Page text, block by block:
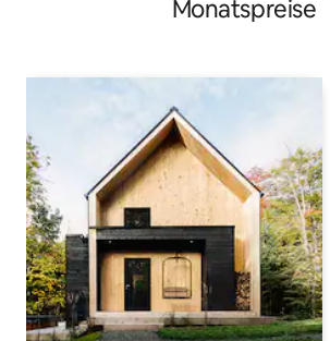
Monatspreise